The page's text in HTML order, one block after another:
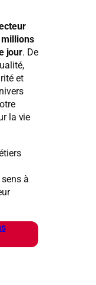
jour. De
et
la vie
à